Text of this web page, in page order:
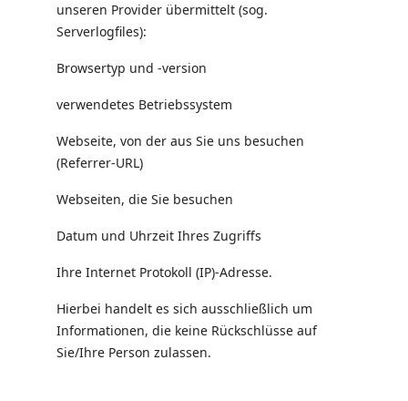
unseren Provider übermittelt (sog.
Serverlogfiles):
Browsertyp und -version
verwendetes Betriebssystem
Webseite, von der aus Sie uns besuchen
(Referrer-URL)
Webseiten, die Sie besuchen
Datum und Uhrzeit Ihres Zugriffs
Ihre Internet Protokoll (IP)-Adresse.
Hierbei handelt es sich ausschließlich um
Informationen, die keine Rückschlüsse auf
Sie/Ihre Person zulassen.